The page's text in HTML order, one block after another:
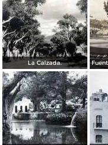
La Calzada.